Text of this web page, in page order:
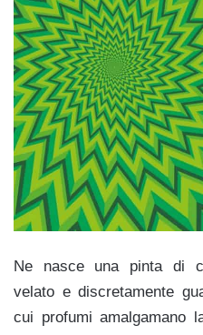
Ne nasce una pinta di
velato e discretamente
cui profumi amalgamano